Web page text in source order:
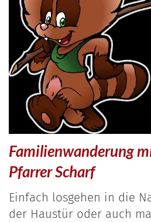
Familienwanderung
Pfarrer Scharf
Einfach losgehen in die
der Haustür oder auch